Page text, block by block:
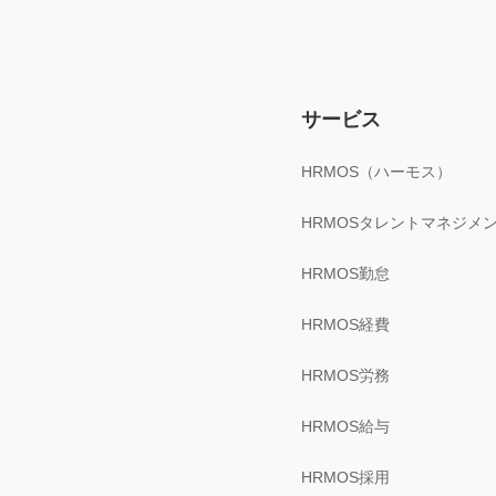
サービス
HRMOS（ハーモス）
HRMOSタレントマネジメ
HRMOS勤怠
HRMOS経費
HRMOS労務
HRMOS給与
HRMOS採用